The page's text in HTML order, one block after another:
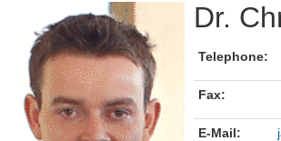
Dr.
Telephone:
Fax:
E-Mail: